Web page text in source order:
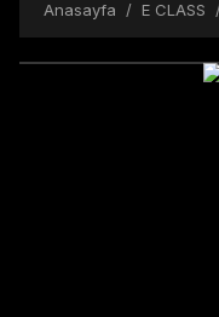
Anasayfa E CLASS